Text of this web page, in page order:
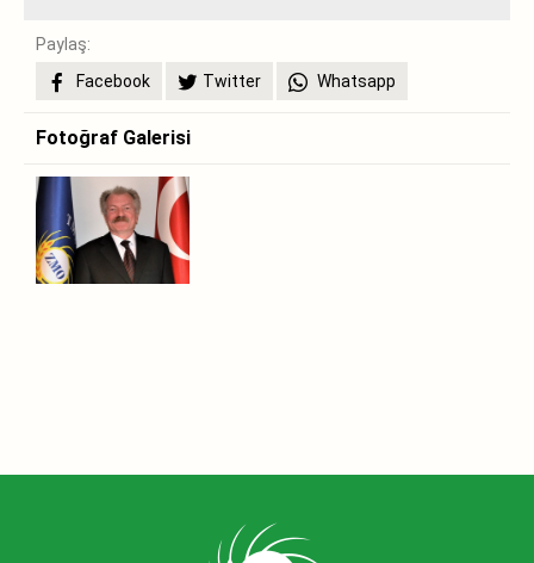
Paylaş:
Facebook
Twitter Whatsapp
Fotoğraf Galerisi